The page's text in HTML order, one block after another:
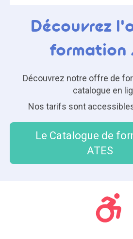
Découvrez
formation
Découvrez notre offre de
catalogue en
Nos tarifs sont
Le Catalogue de
ATES